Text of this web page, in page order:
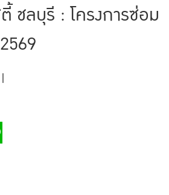
ชลบุรี : โครงการซ่อม
|